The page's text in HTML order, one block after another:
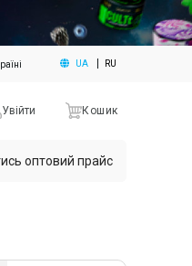
UA RU
Увійти Кошик
оптовий прайс